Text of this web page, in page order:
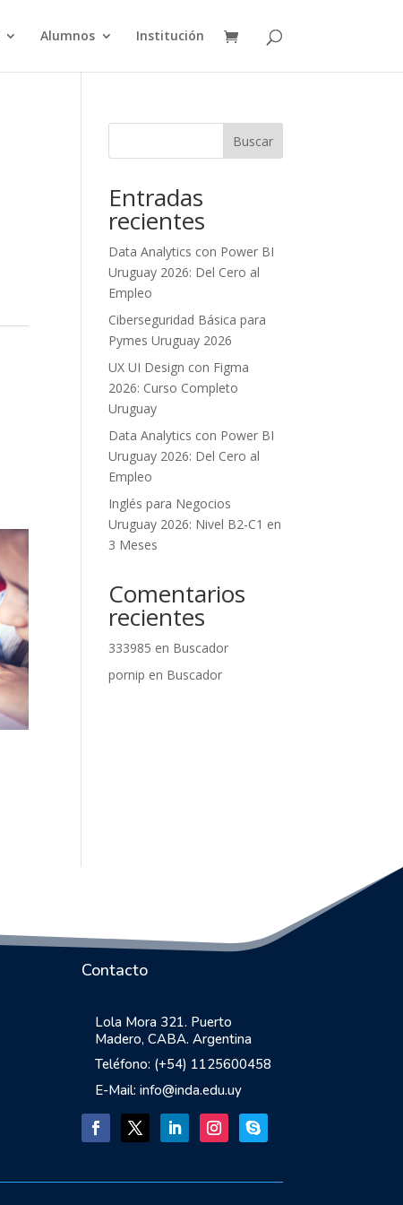
Alumnos Institución
Buscar
Entradas
recientes
Data Analytics con Power BI
Uruguay 2026: Del Cero al
Empleo
Ciberseguridad Básica para
Pymes Uruguay 2026
UX UI Design con Figma
2026: Curso Completo
Uruguay
Data Analytics con Power BI
Uruguay 2026: Del Cero al
Empleo
Inglés para Negocios
Uruguay 2026: Nivel B2-C1 en
3 Meses
Comentarios
recientes
333985 en Buscador
pornip en Buscador
Contacto
Lola Mora 321. Puerto
Madero, CABA. Argentina
Teléfono: (+54) 1125600458
E-Mail: info@inda.edu.uy